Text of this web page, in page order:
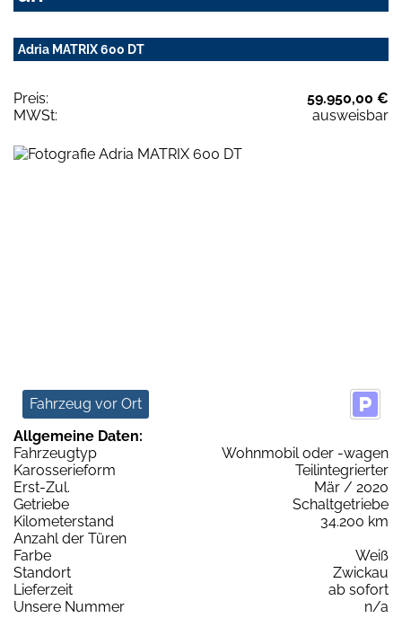
Adria MATRIX 600 DT
Preis:
59.950,00 €
MWSt:
ausweisbar
Fahrzeug vor Ort
Allgemeine Daten:
Fahrzeugtyp
Wohnmobil oder -wagen
Karosserieform
Teilintegrierter
Erst-Zul.
Mär / 2020
Getriebe
Schaltgetriebe
Kilometerstand
34.200 km
Anzahl der Türen
Farbe
Weiß
Standort
Zwickau
Lieferzeit
ab sofort
Unsere Nummer
n/a